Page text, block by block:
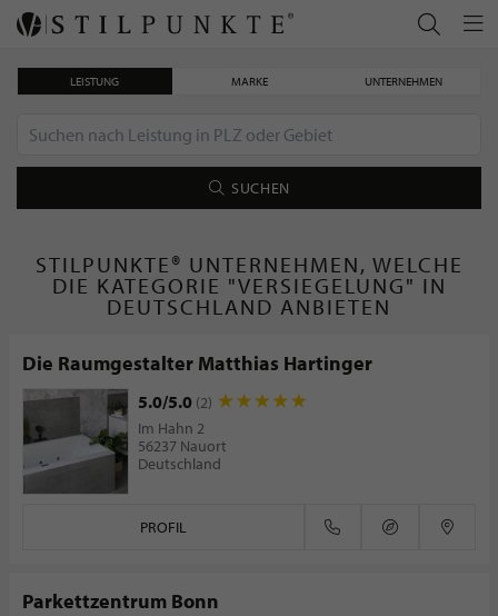
LEISTUNG MARKE UNTERNEHMEN
SUCHEN
STILPUNKTE® UNTERNEHMEN, WELCHE
DIE KATEGORIE "VERSIEGELUNG" IN
DEUTSCHLAND ANBIETEN
Die Raumgestalter Matthias Hartinger
5.0/5.0 (2)
Im Hahn 2
56237 Nauort
Deutschland
PROFIL
Parkettzentrum Bonn